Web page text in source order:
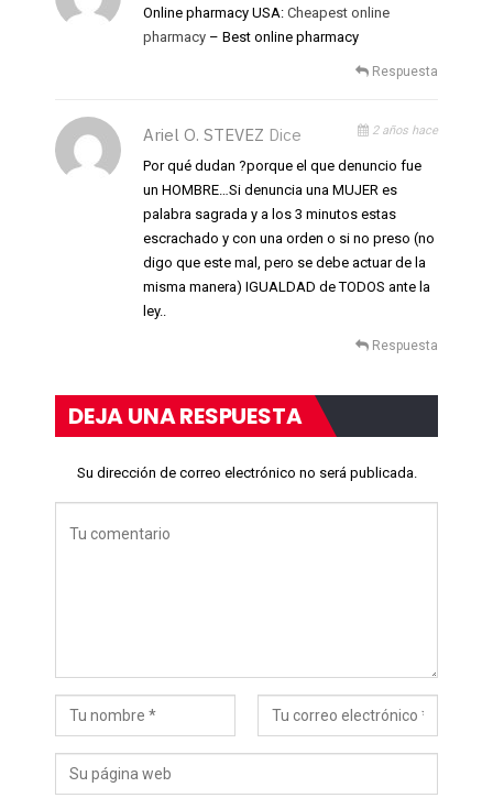
Online pharmacy USA: Cheapest online
pharmacy – Best online pharmacy
Respuesta
Ariel O. STEVEZ Dice 2 años hace
Por qué dudan ?porque el que denuncio fue
un HOMBRE…Si denuncia una MUJER es
palabra sagrada y a los 3 minutos estas
escrachado y con una orden o si no preso (no
digo que este mal, pero se debe actuar de la
misma manera) IGUALDAD de TODOS ante la
ley..
Respuesta
DEJA UNA RESPUESTA
Su dirección de correo electrónico no será publicada.